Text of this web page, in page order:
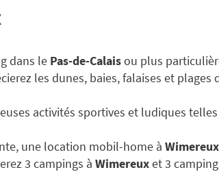
dans le Pas-de-Calaisou plus
les dunes, baies, falaises et plages
activités sportives et ludiques
une location mobil-home à Wimereux
3 campings à Wimereuxet 3